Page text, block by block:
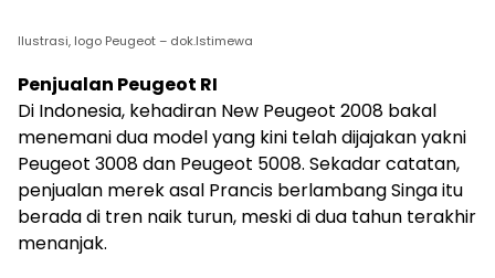
Ilustrasi, logo Peugeot – dok.Istimewa
Penjualan Peugeot RI
Di Indonesia, kehadiran New Peugeot 2008 bakal
menemani dua model yang kini telah dijajakan yakni
Peugeot 3008 dan Peugeot 5008. Sekadar catatan,
penjualan merek asal Prancis berlambang Singa itu
berada di tren naik turun, meski di dua tahun terakhir
menanjak.